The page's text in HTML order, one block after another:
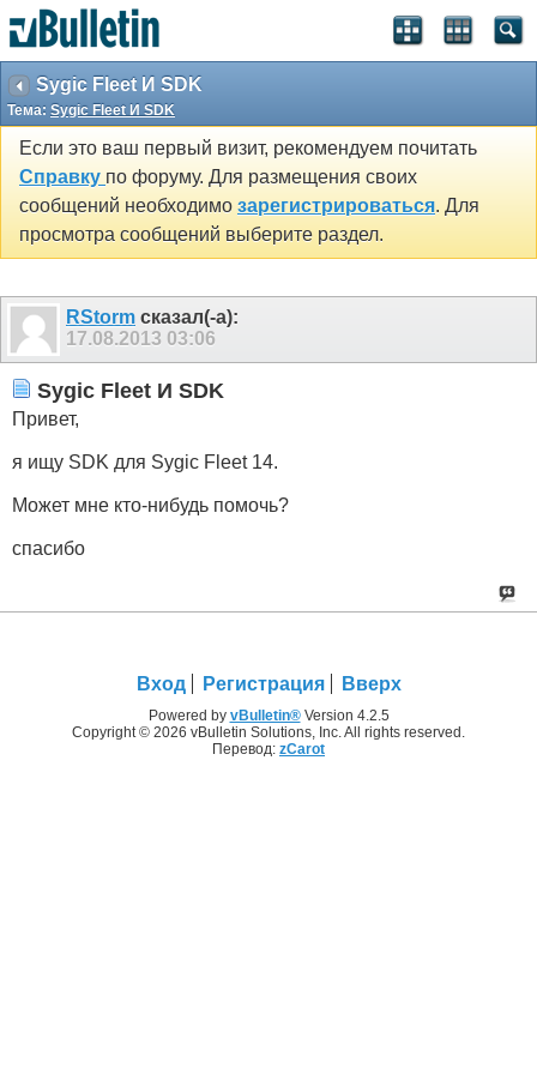
Sygic Fleet И SDK
Тема: Sygic Fleet И SDK
Если это ваш первый визит, рекомендуем почитать
Справку по форуму. Для размещения своих
сообщений необходимо зарегистрироваться. Для
просмотра сообщений выберите раздел.
RStorm сказал(-а):
17.08.2013 03:06
Sygic Fleet И SDK
Привет,
я ищу SDK для Sygic Fleet 14.
Может мне кто-нибудь помочь?
спасибо
Вход Регистрация Вверх
Powered by vBulletin®Version 4.2.5
Copyright © 2026 vBulletin Solutions, Inc. All rights reserved.
Перевод: zCarot